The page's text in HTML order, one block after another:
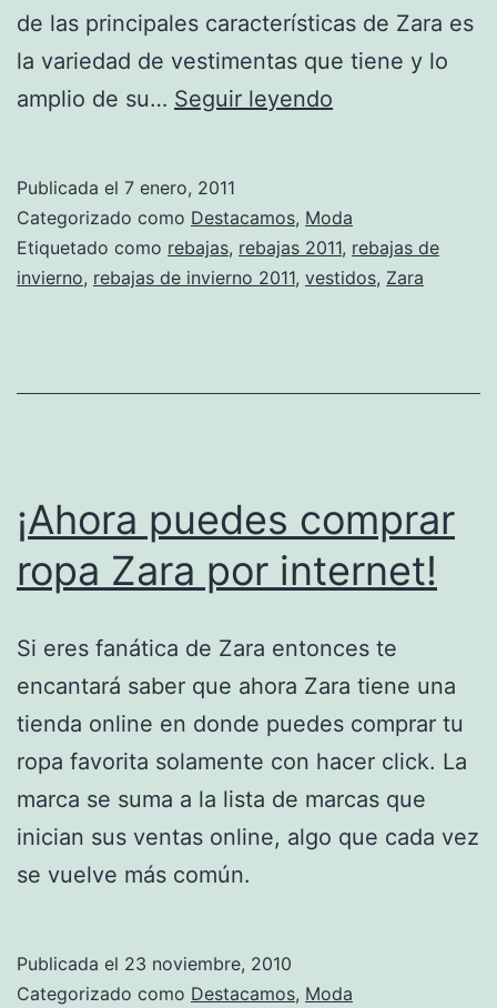
de las principales características de Zara es
la variedad de vestimentas que tiene y lo
amplio de su… Seguir leyendo
en
rebajas
¡No
puedes
Publicada el 7 enero, 2011
Categorizado como Destacamos, Moda
Etiquetado como rebajas, rebajas 2011, rebajas de
invierno, rebajas de invierno 2011, vestidos, Zara
¡Ahora puedes comprar
ropa Zara por internet!
Si eres fanática de Zara entonces te
encantará saber que ahora Zara tiene una
tienda online en donde puedes comprar tu
ropa favorita solamente con hacer click. La
marca se suma a la lista de marcas que
inician sus ventas online, algo que cada vez
se vuelve más común.
Publicada el 23 noviembre, 2010
Categorizado como Destacamos, Moda